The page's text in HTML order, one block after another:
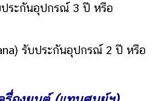
ระกันอุปกรณ์ 3 ปี หรือ
รับประกันอุปกรณ์ 2 ปี หรือ